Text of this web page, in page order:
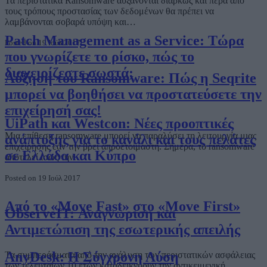
Patch Management as a Service: Τώρα
που γνωρίζετε το ρίσκο, πώς το
διαχειρίζεστε σωστά;
UiPath και Westcon: Νέες προοπτικές
ανάπτυξης για το κανάλι και τους πελάτες
σε Ελλάδα και Κύπρο
Από το «Move Fast» στο «Move First»
AnyDesk: Η Σύγχρονη Λύση
τους τρόπους προστασίας των δεδομένων θα πρέπει να
λαμβάνονται σοβαρά υπόψη και…
Posted on 19 Ιούλ 2017
Αύξηση του Ransomware: Πώς η Seqrite
μπορεί να βοηθήσει να προστατεύσετε την
επιχείρησή σας!
Μια επίθεση ransomware μπορεί να παραλύσει τη λειτουργία μιας
επιχείρησης εάν την βρει απροετοίμαστη. Σήμερα, το ransomware
αποτελεί ίσως την…
Posted on 19 Ιούλ 2017
ObserveIT: Αναγνώριση και
Αντιμετώπιση της εσωτερικής απειλής
Τα συμπεράσματα από την ανάλυση των περιστατικών ασφάλειας